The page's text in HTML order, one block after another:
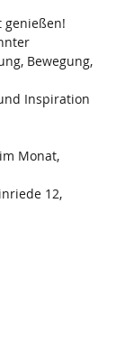
genießen!
Bewegung,
Inspiration
Monat,
12,